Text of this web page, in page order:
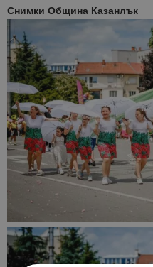
Снимки Община Казанлък